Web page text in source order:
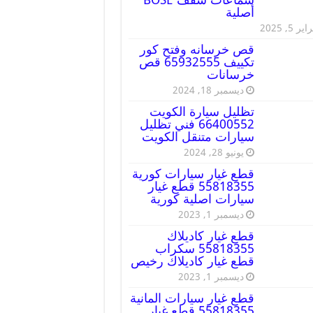
أصلية
5, 2025
قص خرسانه وفتح كور
تكييف 65932555 قص
خرسانات
ديسمبر 18, 2024
تظليل سيارة الكويت
66400552 فني تظليل
سيارات متنقل الكويت
يونيو 28, 2024
قطع غيار سيارات كورية
55818355 قطع غيار
سيارات اصلية كورية
ديسمبر 1, 2023
قطع غيار كاديلاك
55818355 سكراب
قطع غيار كاديلاك رخيص
ديسمبر 1, 2023
قطع غيار سيارات المانية